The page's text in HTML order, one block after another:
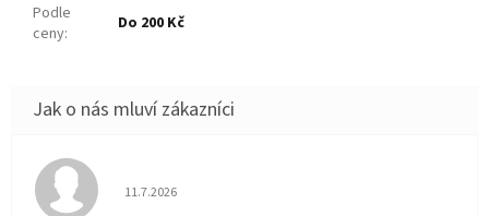
Podle
ceny: Do 200 Kč
Hodnocení obchodu je 5 z 5 hvězdiček.
11.7.2026